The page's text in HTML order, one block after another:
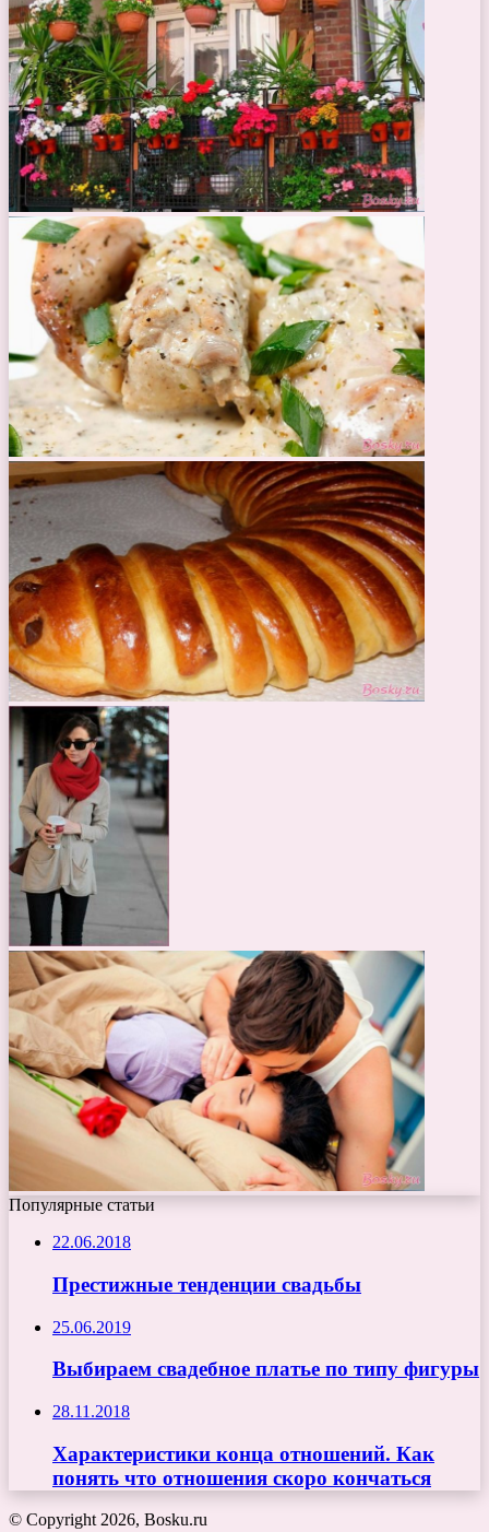
Популярные статьи
22.06.2018
Престижные тенденции свадьбы
25.06.2019
Выбираем свадебное платье по типу фигуры
28.11.2018
Характеристики конца отношений. Как
понять что отношения скоро кончаться
© Copyright 2026, Bosku.ru